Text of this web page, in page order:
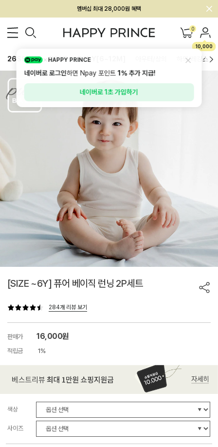
회원전용 아울렛, 가입하면 ~60% 할인!
멤버십 최대 28,000원 혜택 0
10,000
26SS 신상 BEST BABY[6~12M] 하의/레깅스
[SIZE ~6Y] 퓨어 베이직 런닝 2P세트
284개 리뷰 보기
판매가 16,000원
적립금 1%
색상
사이즈
HAPPY PRINCE
네이버로 로그인하면 Npay 포인트1%추가 지급!
네이버로 1초 가입하기